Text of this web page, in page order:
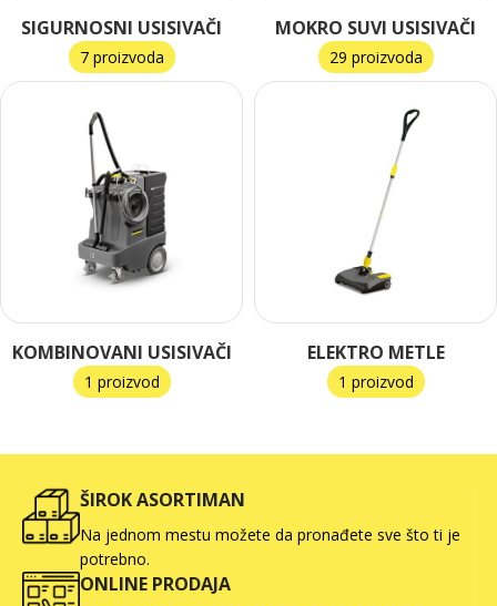
SIGURNOSNI USISIVAČI
7 proizvoda
MOKRO SUVI USISIVAČI
29 proizvoda
KOMBINOVANI USISIVAČI
1 proizvod
ELEKTRO METLE
1 proizvod
ŠIROK ASORTIMAN
Na jednom mestu možete da pronađete sve što ti je
potrebno.
ONLINE PRODAJA